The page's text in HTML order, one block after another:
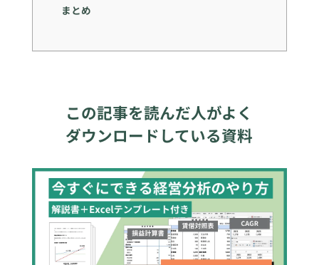
まとめ
この記事を読んだ人がよく
ダウンロードしている資料